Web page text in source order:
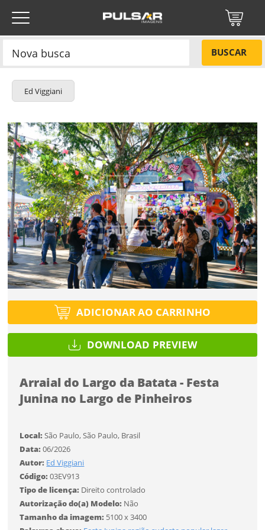
BUSCAR
Ed Viggiani
ADICIONAR AO CARRINHO
DOWNLOAD PREVIEW
Arraial do Largo da Batata - Festa
Junina no Largo de Pinheiros
Local:São Paulo, São Paulo, Brasil
Data:06/2026
Autor: Ed Viggiani
Código:03EV913
Tipo de licença: Direito controlado
Autorização do(a) Modelo: Não
Tamanho da imagem: 5100 x 3400
Título do projeto
Tipo de projeto
Formato
Tamanho
Códigos
Tipo de projeto
Utilização
Formato
Tamanho
Esqueci a senha
ENTRAR
Você ainda não tem conta?
ENVIAR
Protegido por reCAPTCHA —Privacidade·Termos
SALVAR
NÃO
SIM
Título do projeto
Tipo de projeto
Selecione
Tamanho
Tamanho PR$ 57,00
Tamanho MR$ 114,00
Tamanho GR$ 171,00